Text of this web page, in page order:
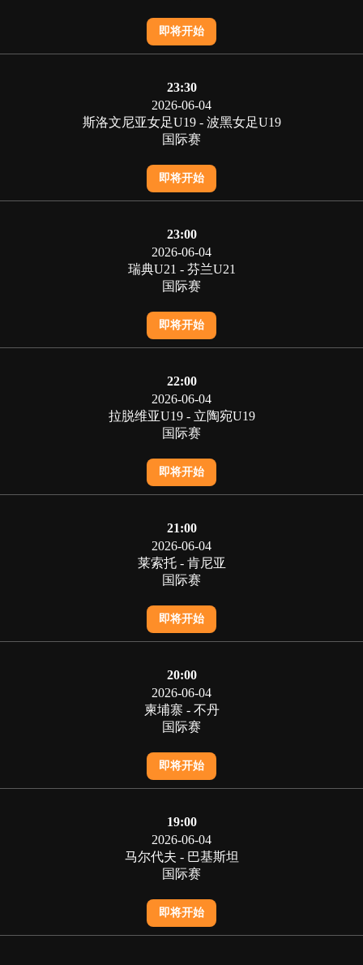
即将开始
23:30
2026-06-04
斯洛文尼亚女足U19 - 波黑女足U19
国际赛
即将开始
23:00
2026-06-04
瑞典U21 - 芬兰U21
国际赛
即将开始
22:00
2026-06-04
拉脱维亚U19 - 立陶宛U19
国际赛
即将开始
21:00
2026-06-04
莱索托 - 肯尼亚
国际赛
即将开始
20:00
2026-06-04
柬埔寨 - 不丹
国际赛
即将开始
19:00
2026-06-04
马尔代夫 - 巴基斯坦
国际赛
即将开始